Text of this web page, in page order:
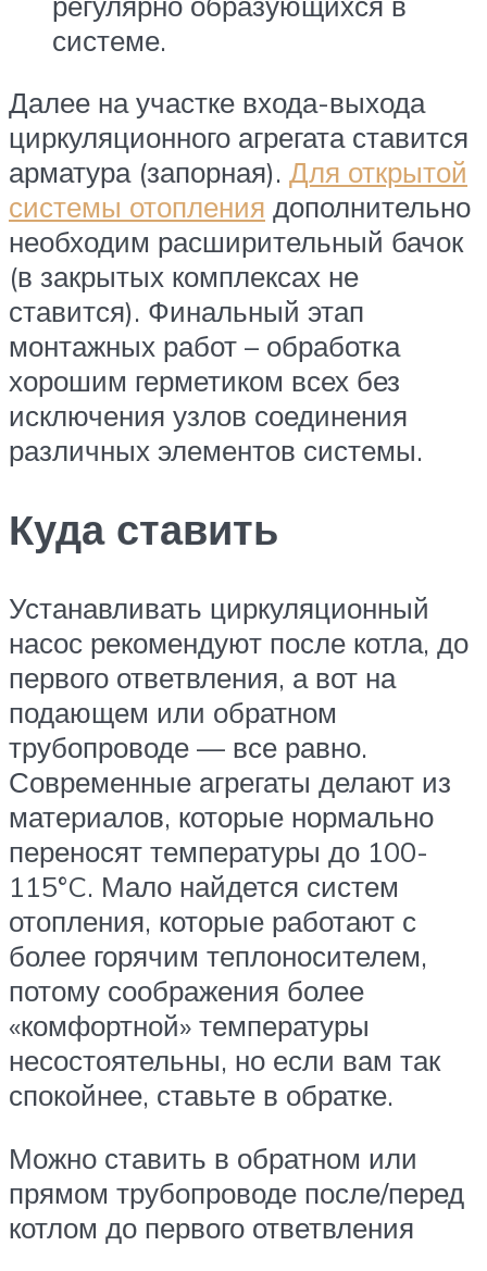
системе.
Далее на участке входа-выхода
циркуляционного агрегата ставится
арматура (запорная). Для открытой
системы отопления дополнительно
необходим расширительный бачок
(в закрытых комплексах не
ставится). Финальный этап
монтажных работ – обработка
хорошим герметиком всех без
исключения узлов соединения
различных элементов системы.
Куда ставить
Устанавливать циркуляционный
насос рекомендуют после котла, до
первого ответвления, а вот на
подающем или обратном
трубопроводе — все равно.
Современные агрегаты делают из
материалов, которые нормально
переносят температуры до 100-
115°C. Мало найдется систем
отопления, которые работают с
более горячим теплоносителем,
потому соображения более
«комфортной» температуры
несостоятельны, но если вам так
спокойнее, ставьте в обратке.
Можно ставить в обратном или
прямом трубопроводе после/перед
котлом до первого ответвления